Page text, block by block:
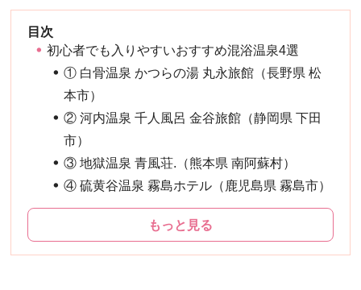
初心者でも入りやすいおすすめ混浴温泉4選
① 白骨温泉 かつらの湯 丸永旅館（長野県 松
本市）
② 河内温泉 千人風呂 金谷旅館（静岡県 下田
市）
③ 地獄温泉 青風荘.（熊本県 南阿蘇村）
④ 硫黄谷温泉 霧島ホテル（鹿児島県 霧島市）
もっと見る